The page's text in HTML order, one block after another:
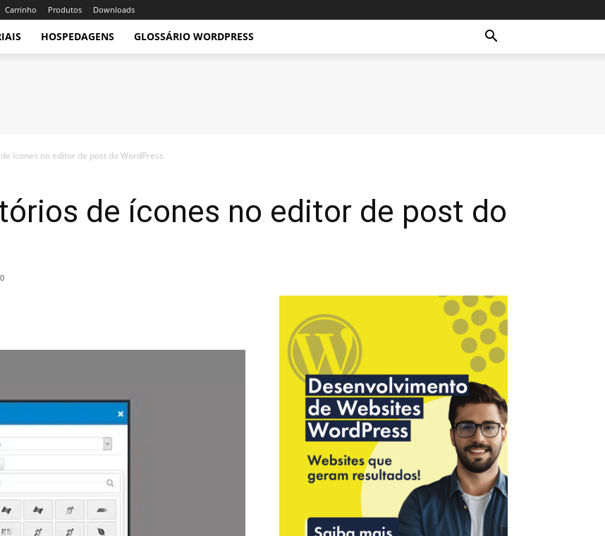
Carrinho Produtos Downloads
HOSPEDAGENS GLOSSÁRIO WORDPRESS
ícones no editor de post do WordPress
de ícones no editor de post do
0